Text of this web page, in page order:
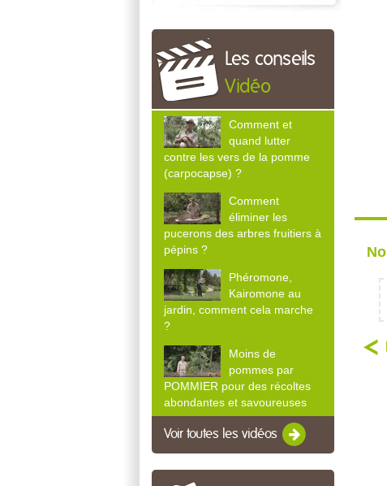
Les conseils
Vidéo
Comment et
quand lutter
contre les vers de la pomme
(carpocapse) ?
Comment
éliminer les
pucerons des arbres fruitiers à
pépins ?
Phéromone,
Kairomone au
jardin, comment cela marche
?
Moins de
pommes par
POMMIER pour des récoltes
abondantes et savoureuses
Voir toutes les vidéos